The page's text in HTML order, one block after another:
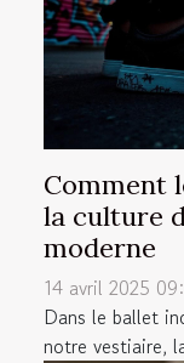
Comment
la culture
moderne
14 avril 2025
Dans le ballet
notre vestiaire,